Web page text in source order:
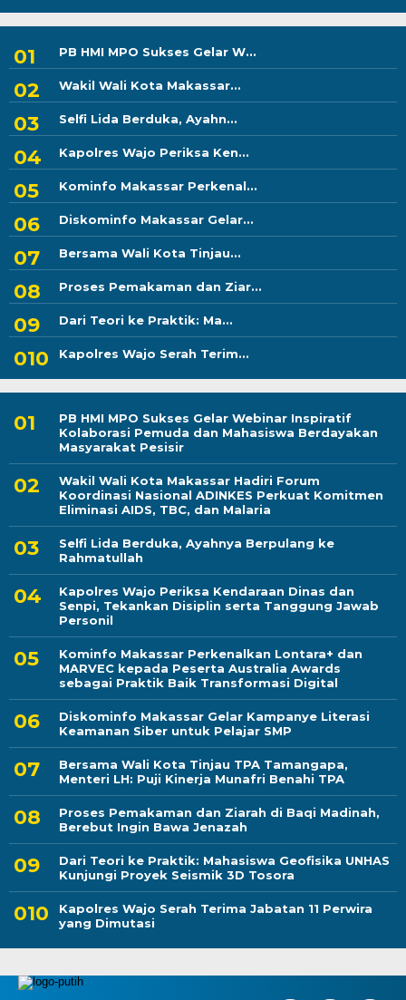
PB HMI MPO Sukses Gelar W...
Wakil Wali Kota Makassar...
Selfi Lida Berduka, Ayahn...
Kapolres Wajo Periksa Ken...
Kominfo Makassar Perkenal...
Diskominfo Makassar Gelar...
Bersama Wali Kota Tinjau...
Proses Pemakaman dan Ziar...
Dari Teori ke Praktik: Ma...
Kapolres Wajo Serah Terim...
PB HMI MPO Sukses Gelar Webinar Inspiratif
Kolaborasi Pemuda dan Mahasiswa Berdayakan
Masyarakat Pesisir
Wakil Wali Kota Makassar Hadiri Forum
Koordinasi Nasional ADINKES Perkuat Komitmen
Eliminasi AIDS, TBC, dan Malaria
Selfi Lida Berduka, Ayahnya Berpulang ke
Rahmatullah
Kapolres Wajo Periksa Kendaraan Dinas dan
Senpi, Tekankan Disiplin serta Tanggung Jawab
Personil
Kominfo Makassar Perkenalkan Lontara+ dan
MARVEC kepada Peserta Australia Awards
sebagai Praktik Baik Transformasi Digital
Diskominfo Makassar Gelar Kampanye Literasi
Keamanan Siber untuk Pelajar SMP
Bersama Wali Kota Tinjau TPA Tamangapa,
Menteri LH: Puji Kinerja Munafri Benahi TPA
Proses Pemakaman dan Ziarah di Baqi Madinah,
Berebut Ingin Bawa Jenazah
Dari Teori ke Praktik: Mahasiswa Geofisika UNHAS
Kunjungi Proyek Seismik 3D Tosora
Kapolres Wajo Serah Terima Jabatan 11 Perwira
yang Dimutasi